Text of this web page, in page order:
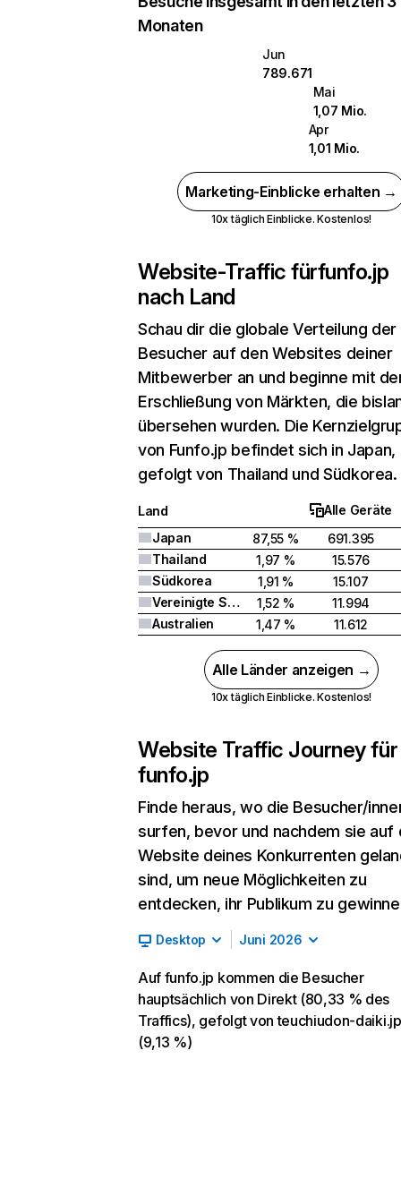
Monaten
Jun
789.671
Mai
1,07 Mio.
Apr
1,01 Mio.
Marketing-Einblicke erhalten →
10x täglich Einblicke. Kostenlos!
Website-Traffic fürfunfo.jp
nach Land
Schau dir die globale Verteilung der
Besucher auf den Websites deiner
Mitbewerber an und beginne mit
Erschließung von Märkten, die
übersehen wurden. Die
von Funfo.jp befindet sich in Japan,
gefolgt von Thailand und Südkorea.
Land
Alle Geräte
Japan
87,55 %
691.395
Thailand
1,97 %
15.576
Südkorea
1,91 %
15.107
Vereinigte Staaten
1,52 %
11.994
Australien
1,47 % 11.612
Alle Länder anzeigen →
10x täglich Einblicke. Kostenlos!
Website Traffic Journey für
funfo.jp
Finde heraus, wo die Besucher/
surfen, bevor und nachdem sie auf
Website deines Konkurrenten
sind, um neue Möglichkeiten zu
entdecken, ihr Publikum zu
Desktop Juni 2026
Auf funfo.jp kommen die Besucher
hauptsächlich von Direkt (80,33 % des
Traffics), gefolgt von teuchiudon-daiki.jp
(9,13 %)